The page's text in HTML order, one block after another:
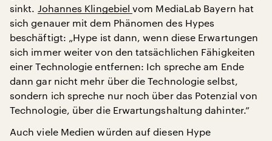
sinkt. Johannes Klingebielvom MediaLab Bayern hat
sich genauer mit dem Phänomen des Hypes
beschäftigt: „Hype ist dann, wenn diese Erwartungen
sich immer weiter von den tatsächlichen Fähigkeiten
einer Technologie entfernen: Ich spreche am Ende
dann gar nicht mehr über die Technologie selbst,
sondern ich spreche nur noch über das Potenzial von
Technologie, über die Erwartungshaltung dahinter.”
Auch viele Medien würden auf diesen Hype